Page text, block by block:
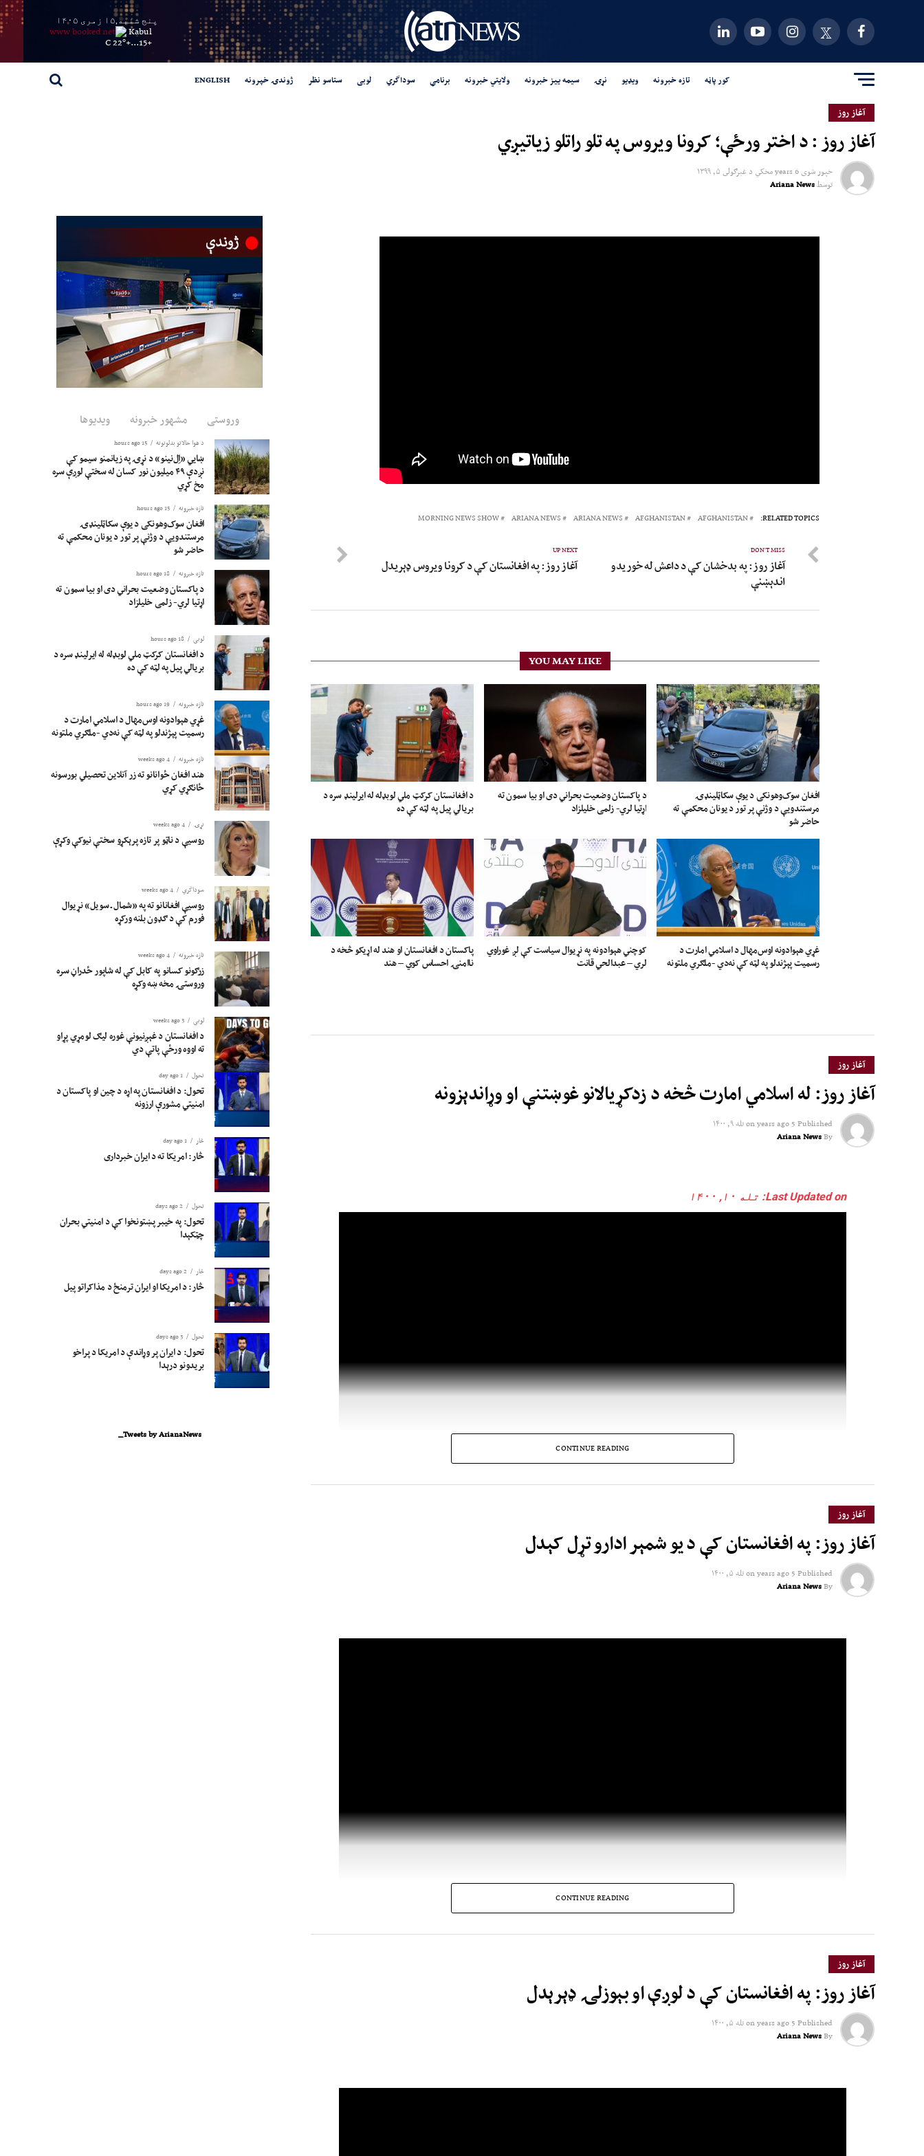
پنج شنبه,۱۵ زمری ۱۴۰۵
Kabul
+
15...
+
22° C
کور پاڼه تازه خبرونه ویډیو نړۍ سیمه ییز خبرونه ولایتي خبرونه برنامې سوداگري لوبی ستاسو نظر ژوندۍ خپرونه ENGLISH
آغاز روز
آغاز روز : د اختر ورځې؛ کرونا ویروس په تلو راتلو زیاتیږي
خپور شوی6 years مخکي د غبرګولى ۵, ۱۳۹۹
توسطAriana News
RELATED TOPICS:
AFGHANISTAN
AFGHANISTAN
ARIANA NEWS
ARIANA NEWS
MORNING NEWS SHOW
UP NEXT
آغاز روز: په افغانستان کې د کرونا ویروس ډېریدل
DON'T MISS
آغاز روز: په بدخشان کې د داعش له خوریدو
اندېښنې
YOU MAY LIKE
افغان سوک‌وهونکی د یوې سکاټلینډۍ
مرستندویې د وژنې پر تور د یونان محکمې ته
حاضر شو
د پاکستان وضعیت بحراني دی او بیا سمون ته
اړتیا لري- زلمی خلیلزاد
د افغانستان کرکټ ملي لوبډله له ایرلینډ سره د
بریالي پیل په لټه کې ده
غړي هېوادونه اوس‌مهال د اسلامي امارت د
رسمیت پېژندلو په لټه کې نه‌دي -ملګري ملتونه
کوچني هېوادونه په نړیوال سیاست کې لږ غوراوي
لري – عبدالحي قانت
پاکستان د افغانستان او هند له اړیکو څخه د
ناامنۍ احساس کوي – هند
آغاز روز
آغاز روز: له اسلامي امارت څخه د زدکړیالانو غوښتنې او وړاندېزونه
Published
5 years ago
onتله ۹, ۱۴۰۰
By
Ariana News
Last Updated on: تله ۱۰, ۱۴۰۰
CONTINUE READING
آغاز روز
آغاز روز: په افغانستان کې د یو شمېر ادارو تړل کېدل
Published
5 years ago
onتله ۵, ۱۴۰۰
By
Ariana News
CONTINUE READING
آغاز روز
آغاز روز: په افغانستان کې د لوږې او بېوزلۍ ډېرېدل
Published
5 years ago
onتله ۵, ۱۴۰۰
By
Ariana News
وروستی مشهور خبرونه ویدیوها
د هوا حالاتو بدلونونه 15 hours ago
ښايي «اِل‌نینو» د نړۍ په زیانمنو سیمو کې
نږدې ۴۹ میلیون نور کسان له سختې لوږې سره
مخ کړي
تازه خبرونه 15 hours ago
افغان سوک‌وهونکی د یوې سکاټلینډۍ
مرستندویې د وژنې پر تور د یونان محکمې ته
حاضر شو
تازه خبرونه 18 hours ago
د پاکستان وضعیت بحراني دی او بیا سمون ته
اړتیا لري- زلمی خلیلزاد
لوبی 18 hours ago
د افغانستان کرکټ ملي لوبډله له ایرلینډ سره د
بریالي پیل په لټه کې ده
تازه خبرونه 19 hours ago
غړي هېوادونه اوس‌مهال د اسلامي امارت د
رسمیت پېژندلو په لټه کې نه‌دي -ملګري ملتونه
تازه خبرونه 4 weeks ago
هند افغان ځوانانو ته زر آنلاین تحصیلي بورسونه
ځانګړي کړي
نړۍ 4 weeks ago
روسیې د ناټو پر تازه پرېکړو سختې نیوکې وکړې
سوداگري 4 weeks ago
روسیې افغانانو ته په «شمال ـ سویل» نړیوال
فورم کې د ګډون بلنه ورکړه
تازه خبرونه 4 weeks ago
زرګونو کسانو په کابل کې له شاپور ځدراڼ سره
وروستۍ مخه ښه وکړه
لوبی 3 weeks ago
د افغانستان د غېږنیونې غوره لیګ لومړي پړاو
ته اووه ورځې پاتې دي
تحول 1 day ago
تحول: د افغانستان په اړه د چین او پاکستان د
امنیتي مشورې ارزونه
څار 1 day ago
څار: امریکا ته د ایران خبرداری
تحول 2 days ago
تحول: په خیبر پښتونخوا کې د امنیتي بحران
چټکېدا
څار 2 days ago
څار: د امریکا او ایران ترمنځ د مذاکراتو پیل
تحول 3 days ago
تحول: د ایران پر وړاندې د امریکا د پراخو
بریدونو درېدا
Tweets by ArianaNews_